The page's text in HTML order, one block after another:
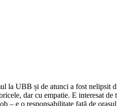
la UBB și de atunci a fost nelipsit
dar cu empatie. E interesat
e o responsabilitate față de